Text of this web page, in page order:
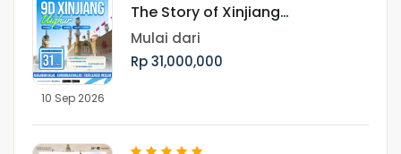
10 Sep 2026
The Story of Xinjiang
UighurMenjelajah Pesona Jalur
Sutra, Pegunungan Tianshan,
dan Budaya Muslim Uighur
Mulai dari
Rp 31,000,000